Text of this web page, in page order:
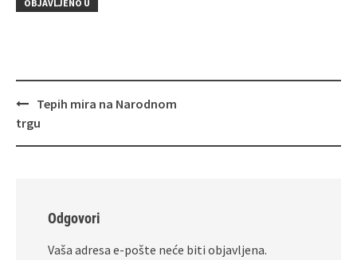
OBJAVLJENO U
Navigacija
objava
Tepih mira na Narodnom
trgu
Odgovori
Vaša adresa e-pošte neće biti objavljena.